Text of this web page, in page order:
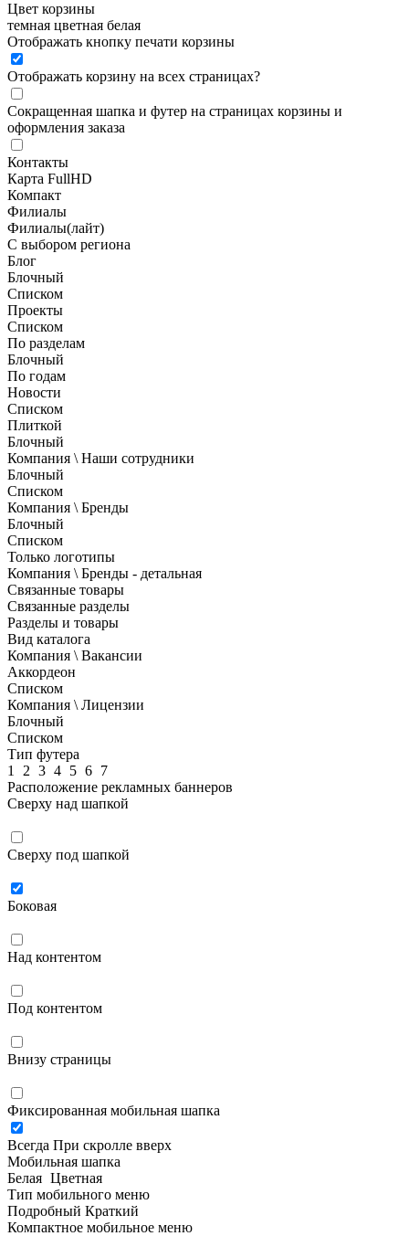
Цвет корзины
темная цветная белая
Отображать кнопку печати корзины
Отображать корзину на всех страницах?
Сокращенная шапка и футер на страницах корзины и
оформления заказа
Контакты
Карта FullHD
Компакт
Филиалы
Филиалы(лайт)
С выбором региона
Блог
Блочный
Списком
Проекты
Списком
По разделам
Блочный
По годам
Новости
Списком
Плиткой
Блочный
Компания \ Наши сотрудники
Блочный
Списком
Компания \ Бренды
Блочный
Списком
Только логотипы
Компания \ Бренды - детальная
Связанные товары
Связанные разделы
Разделы и товары
Вид каталога
Компания \ Вакансии
Аккордеон
Списком
Компания \ Лицензии
Блочный
Списком
Тип футера
1
2 3 4 5 6 7
Расположение рекламных баннеров
Сверху над шапкой
Сверху под шапкой
Боковая
Над контентом
Под контентом
Внизу страницы
Фиксированная мобильная шапка
Всегда При скролле вверх
Мобильная шапка
Белая Цветная
Тип мобильного меню
Подробный Краткий
Компактное мобильное меню